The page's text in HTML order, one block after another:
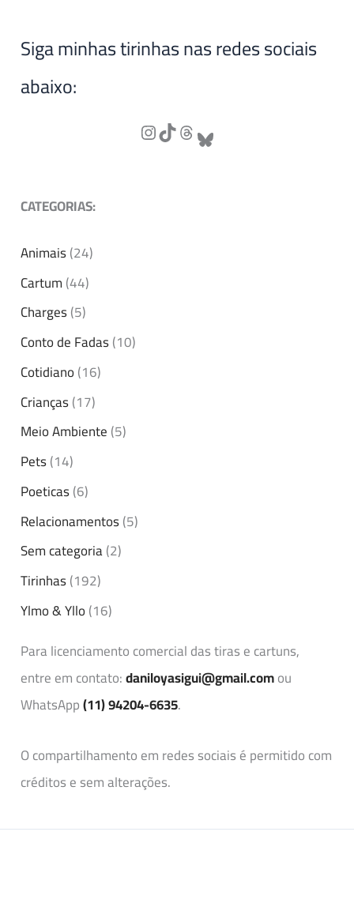
Siga minhas tirinhas nas redes sociais
abaixo:
CATEGORIAS:
Animais(24)
Cartum(44)
Charges(5)
Conto de Fadas(10)
Cotidiano(16)
Crianças(17)
Meio Ambiente(5)
Pets(14)
Poeticas(6)
Relacionamentos(5)
Sem categoria(2)
Tirinhas(192)
Ylmo & Yllo(16)
Para licenciamento comercial das tiras e cartuns,
entre em contato:daniloyasigui@gmail.comou
WhatsApp(11) 94204-6635.
O compartilhamento em redes sociais é permitido com
créditos e sem alterações.